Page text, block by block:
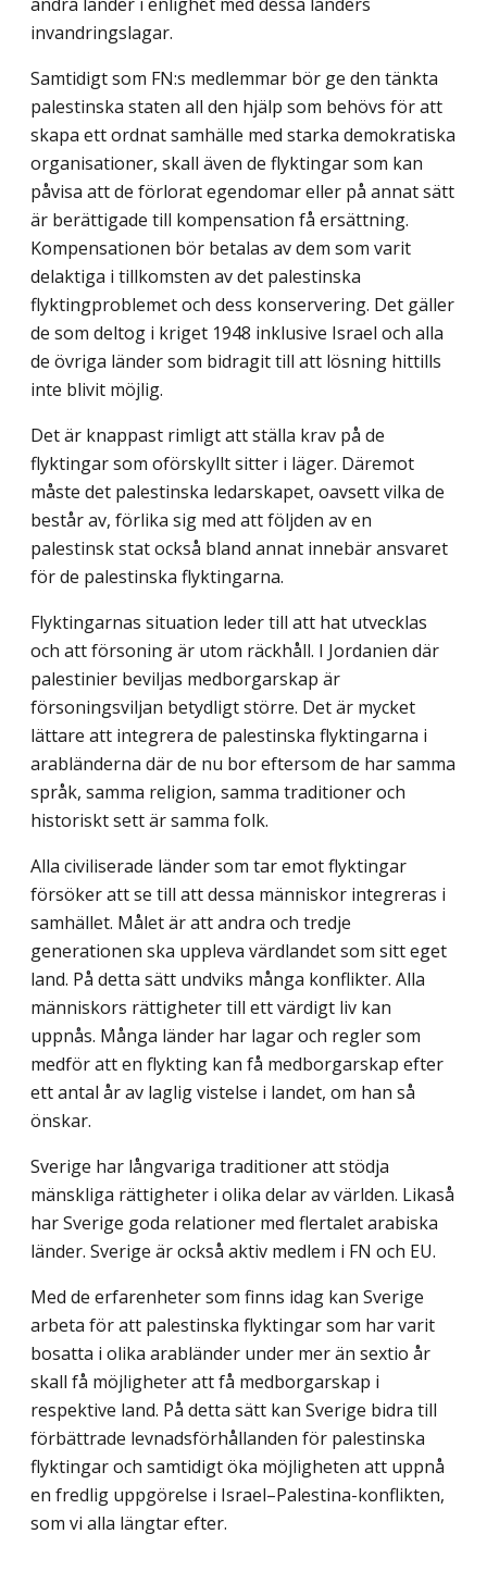
invandringslagar.
Samtidigt som FN:s medlemmar bör ge den tänkta
palestinska staten all den hjälp som behövs för att
skapa ett ordnat samhälle med starka demokratiska
organisationer, skall även de flyktingar som kan
påvisa att de förlorat egendomar eller på annat sätt
är berättigade till kompensation få ersättning.
Kompensationen bör betalas av dem som varit
delaktiga i tillkomsten av det palestinska
flyktingproblemet och dess konservering. Det gäller
de som deltog i kriget 1948 inklusive Israel och alla
de övriga länder som bidragit till att lösning hittills
inte blivit möjlig.
Det är knappast rimligt att ställa krav på de
flyktingar som oförskyllt sitter i läger. Däremot
måste det palestinska ledarskapet, oavsett vilka de
består av, förlika sig med att följden av en
palestinsk stat också bland annat innebär ansvaret
för de palestinska flyktingarna.
Flyktingarnas situation leder till att hat utvecklas
och att försoning är utom räckhåll. I Jordanien där
palestinier beviljas medborgarskap är
försoningsviljan betydligt större. Det är mycket
lättare att integrera de palestinska flyktingarna i
arabländerna där de nu bor eftersom de har samma
språk, samma religion, samma traditioner och
historiskt sett är samma folk.
Alla civiliserade länder som tar emot flyktingar
försöker att se till att dessa människor integreras i
samhället. Målet är att andra och tredje
generationen ska uppleva värdlandet som sitt eget
land. På detta sätt undviks många konflikter. Alla
människors rättigheter till ett värdigt liv kan
uppnås. Många länder har lagar och regler som
medför att en flykting kan få medborgarskap efter
ett antal år av laglig vistelse i landet, om han så
önskar.
Sverige har långvariga traditioner att stödja
mänskliga rättigheter i olika delar av världen. Likaså
har Sverige goda relationer med flertalet arabiska
länder. Sverige är också aktiv medlem i FN och EU.
Med de erfarenheter som finns idag kan Sverige
arbeta för att palestinska flyktingar som har varit
bosatta i olika arabländer under mer än sextio år
skall få möjligheter att få medborgarskap i
respektive land. På detta sätt kan Sverige bidra till
förbättrade levnadsförhållanden för palestinska
flyktingar och samtidigt öka möjligheten att uppnå
en fredlig uppgörelse i Israel–Palestina-konflikten,
som vi alla längtar efter.